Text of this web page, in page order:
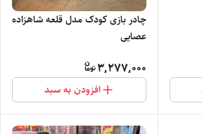
چادر بازی کودک مدل قلعه شاهزاده
عصایی
3,277,000
افزودن به سبد